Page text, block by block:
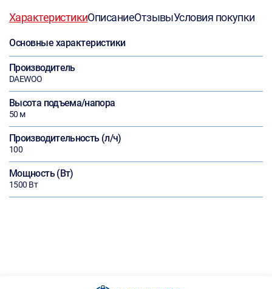
ХарактеристикиОписаниеОтзывыУсловия покупки
Основные характеристики
Производитель
DAEWOO
Высота подъема/напора
50 м
Производительность (л/ч)
100
Мощность (Вт)
1500 Вт